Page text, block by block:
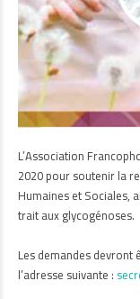
L’Association
2020 pour soutenir la
Humaines et Sociales,
trait aux glycogénoses.
Les demandes devront
l’adresse suivante :